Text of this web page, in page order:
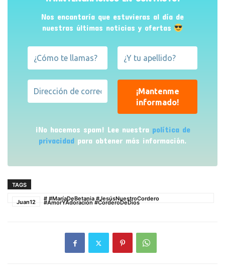
Nos encantaría que estuvieras al día de
nuestras últimas noticias y ofertas
¡No hacemos spam! Lee nuestra política de
privacidad para obtener más información.
TAGS
#
Juan12 #MaríaDeBetania #JesúsNuestroCordero
#AmorYAdoración #CorderoDeDios